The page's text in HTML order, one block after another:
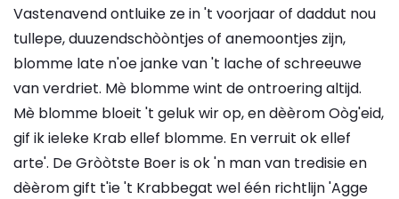
Vastenavend ontluike ze in 't voorjaar of daddut nou
tullepe, duuzendschòòntjes of anemoontjes zijn,
blomme late n'oe janke van 't lache of schreeuwe
van verdriet. Mè blomme wint de ontroering altijd.
Mè blomme bloeit 't geluk wir op, en dèèrom Oòg'eid,
gif ik ieleke Krab ellef blomme. En verruit ok ellef
arte'. De Gròòtste Boer is ok 'n man van tredisie en
dèèrom gift t'ie 't Krabbegat wel één richtlijn 'Agge